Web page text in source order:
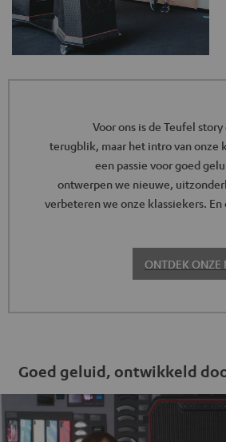
Voor ons is de Teufel
terugblik, maar het intro van onze
een passie voor goed
ontwerpen we nieuwe,
verbeteren we onze klassiekers.
ONTDEK ONZE
Goed geluid, ontwikkeld